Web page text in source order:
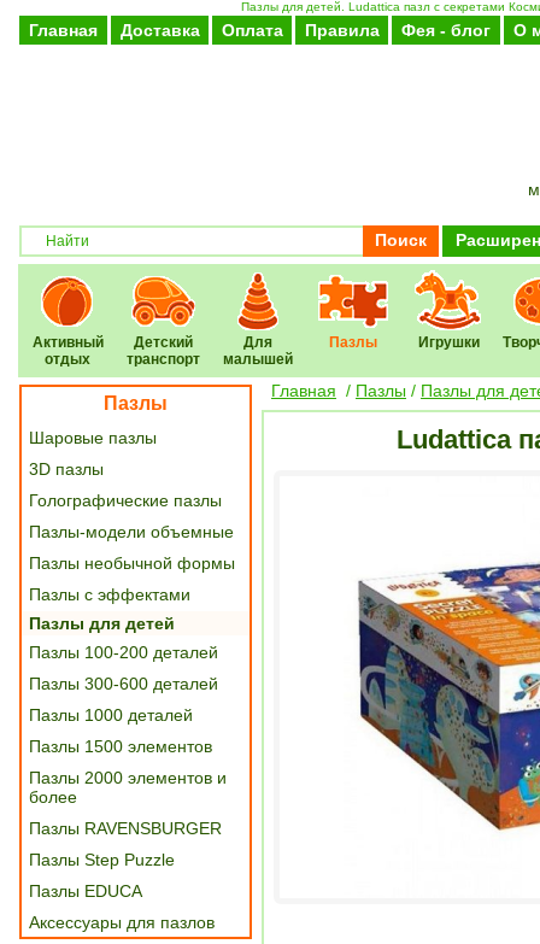
Пазлы для детей. Ludattica пазл с секретами
Главная Доставка Оплата Правила Фея - блог О
Поиск
Активный
отдых
Детский
транспорт
Для
малышей
Пазлы Игрушки
Пазлы
Шаровые пазлы
3D пазлы
Голографические пазлы
Пазлы-модели объемные
Пазлы необычной формы
Пазлы с эффектами
Пазлы для детей
Пазлы 100-200 деталей
Пазлы 300-600 деталей
Пазлы 1000 деталей
Пазлы 1500 элементов
Пазлы 2000 элементов и
более
Пазлы RAVENSBURGER
Пазлы Step Puzzle
Пазлы EDUCA
Аксессуары для пазлов
Главная / Пазлы / Пазлы для
Ludattica